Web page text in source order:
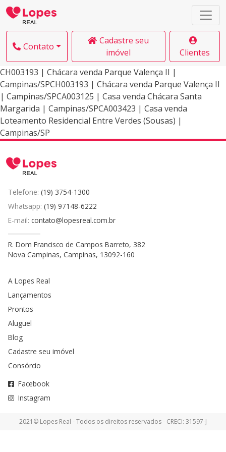
Contato
Cadastre seu
imóvel
Clientes
CH003193 | Chácara venda Parque Valença II |
Campinas/SPCH003193 | Chácara venda Parque Valença II
| Campinas/SPCA003125 | Casa venda Chácara Santa
Margarida | Campinas/SPCA003423 | Casa venda
Loteamento Residencial Entre Verdes (Sousas) |
Campinas/SP
Telefone: (19) 3754-1300
Whatsapp: (19) 97148-6222
E-mail: contato@lopesreal.com.br
R. Dom Francisco de Campos Barreto, 382
Nova Campinas, Campinas, 13092-160
A Lopes Real
Lançamentos
Prontos
Aluguel
Blog
Cadastre seu imóvel
Consórcio
Facebook
Instagram
2021© Lopes Real - Todos os direitos reservados - CRECI: 31597-J